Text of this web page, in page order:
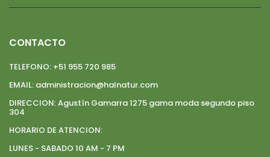
CONTACTO
TELEFONO: +51 955 720 985
EMAIL: administracion@halnatur.com
DIRECCION:Agustín Gamarra 1275 gama moda segundo piso
304
HORARIO DE ATENCION:
LUNES - SABADO 10 AM - 7 PM